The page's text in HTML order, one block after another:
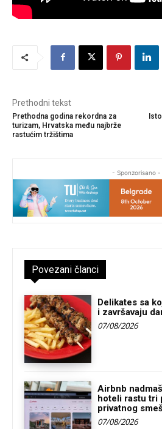
Prethodni tekst
Prethodna godina rekordna za
turizam, Hrvatska među najbrže
rastućim tržištima
- Sponzorisano -
Povezani članci
Delikates sa
i završavaju
07/08/2026
Airbnb
hoteli rastu tri
privatnog
07/08/2026